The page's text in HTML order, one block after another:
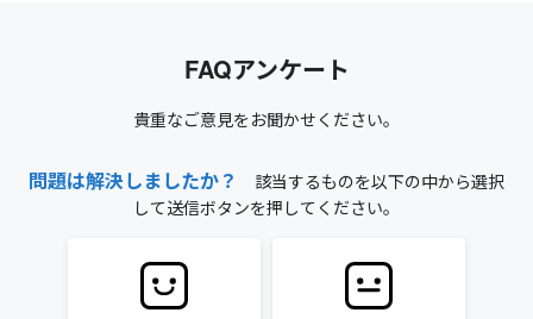
FAQアンケート
貴重なご意見をお聞かせください。
問題は解決しましたか？
該当するものを以下の中から選択
して送信ボタンを押してください。